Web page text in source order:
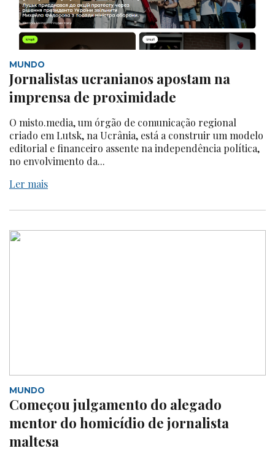
MUNDO
Jornalistas ucranianos apostam na
imprensa de proximidade
O misto.media, um órgão de comunicação regional
criado em Lutsk, na Ucrânia, está a construir um modelo
editorial e financeiro assente na independência política,
no envolvimento da...
Ler mais
MUNDO
Começou julgamento do alegado
mentor do homicídio de jornalista
maltesa